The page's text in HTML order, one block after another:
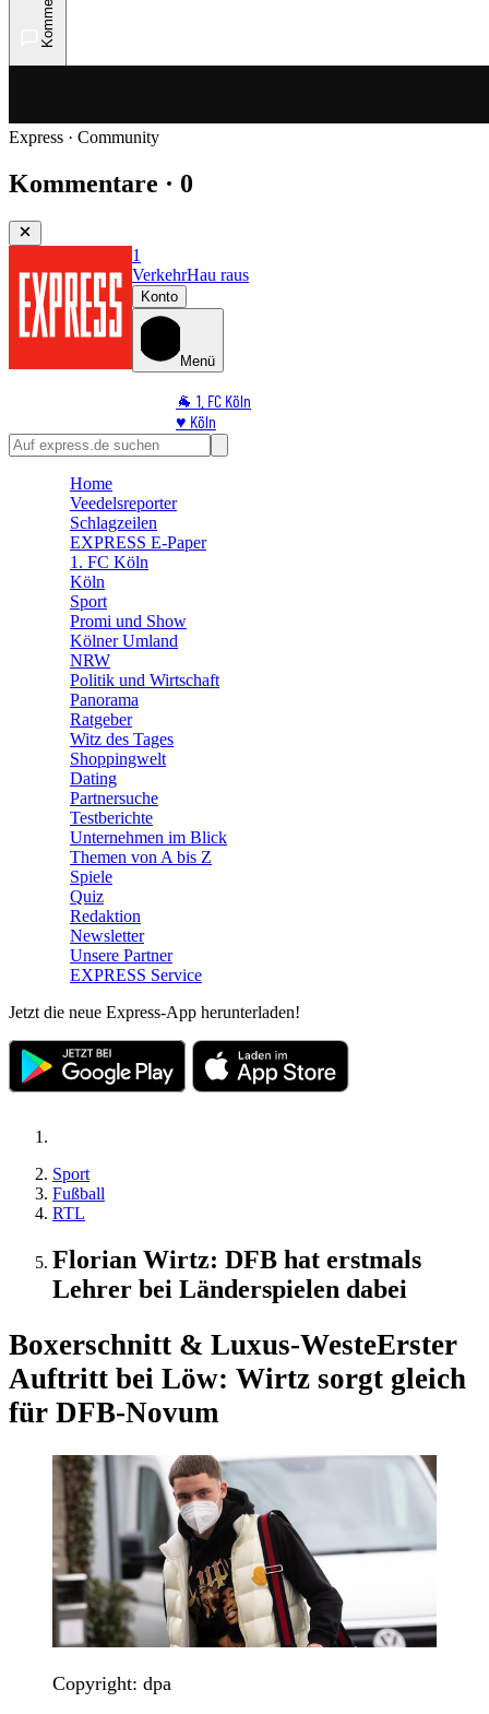
Express · Community
Kommentare · 0
1
VerkehrHau raus
Konto
Menü
🐐 1. FC Köln
♥️ Köln
⭐ Promi
🛒 Shoppingwelt
Home
Veedelsreporter
Schlagzeilen
EXPRESS E-Paper
1. FC Köln
Köln
Sport
Promi und Show
Kölner Umland
NRW
Politik und Wirtschaft
Panorama
Ratgeber
Witz des Tages
Shoppingwelt
Dating
Partnersuche
Testberichte
Unternehmen im Blick
Themen von A bis Z
Spiele
Quiz
Redaktion
Newsletter
Unsere Partner
EXPRESS Service
Jetzt die neue Express-App herunterladen!
Sport
Fußball
RTL
Florian Wirtz: DFB hat erstmals
Lehrer bei Länderspielen dabei
Boxerschnitt & Luxus-WesteErster
Auftritt bei Löw: Wirtz sorgt gleich
für DFB-Novum
Copyright: dpa